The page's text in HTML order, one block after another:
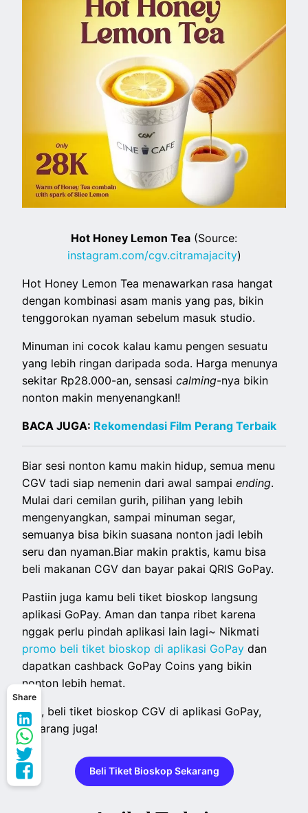
Share
Hot Honey Lemon Tea (Source:
instagram.com/cgv.citramajacity)
Hot Honey Lemon Tea menawarkan rasa hangat
dengan kombinasi asam manis yang pas, bikin
tenggorokan nyaman sebelum masuk studio.
Minuman ini cocok kalau kamu pengen sesuatu
yang lebih ringan daripada soda. Harga menunya
sekitar Rp28.000-an, sensasicalming-nya bikin
nonton makin menyenangkan!!
BACA JUGA: Rekomendasi Film Perang Terbaik
Biar sesi nonton kamu makin hidup, semua menu
CGV tadi siap nemenin dari awal sampaiending.
Mulai dari cemilan gurih, pilihan yang lebih
mengenyangkan, sampai minuman segar,
semuanya bisa bikin suasana nonton jadi lebih
seru dan nyaman.Biar makin praktis, kamu bisa
beli makanan CGV dan bayar pakai QRIS GoPay.
Pastiin juga kamu beli tiket bioskop langsung
aplikasi GoPay. Aman dan tanpa ribet karena
nggak perlu pindah aplikasi lain lagi~ Nikmati
promo beli tiket bioskop di aplikasi GoPay dan
dapatkan cashback GoPay Coins yang bikin
nonton lebih hemat.
Yuk, beli tiket bioskop CGV di aplikasi GoPay,
sekarang juga!
Beli Tiket Bioskop Sekarang